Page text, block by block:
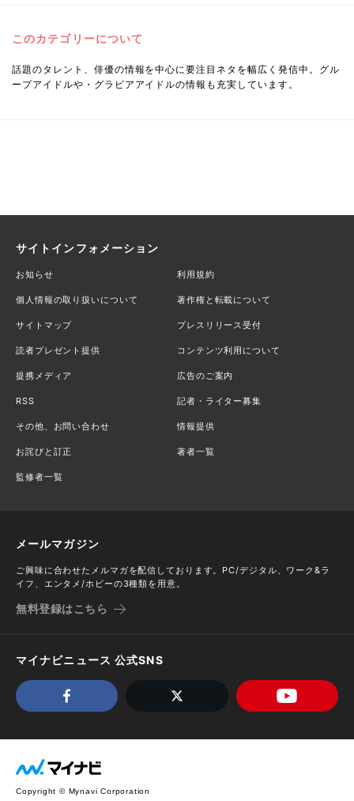
このカテゴリーについて
話題のタレント、俳優の情報を中心に要注目ネタを幅広く発信中。グル
ープアイドルや・グラビアアイドルの情報も充実しています。
サイトインフォメーション
お知らせ 利用規約
個人情報の取り扱いについて 著作権と転載について
サイトマップ プレスリリース受付
読者プレゼント提供 コンテンツ利用について
提携メディア 広告のご案内
RSS 記者・ライター募集
その他、お問い合わせ 情報提供
お詫びと訂正 著者一覧
監修者一覧
メールマガジン
ご興味に合わせたメルマガを配信しております。PC/デジタル、ワーク&ラ
イフ、エンタメ/ホビーの3種類を用意。
無料登録はこちら
マイナビニュース 公式SNS
Copyright © Mynavi Corporation